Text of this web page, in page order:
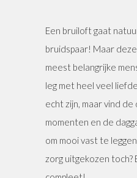
Een bruiloft gaat
bruidspaar! Maar
meest belangrijke
leg met heel veel
echt zijn, maar vind
momenten en de
om mooi vast te
zorg uitgekozen toch?